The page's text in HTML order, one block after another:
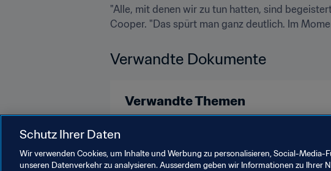
"Alle, mit denen wir zu tun hatten, sind
Cooper. "Das spürt man ganz deutlich. Im
Verwandte Dokumente
Verwandte Themen
Schutz Ihrer Daten
Wir verwenden Cookies, um Inhalte und Werbung zu personalisieren, Social-Media-
unseren Datenverkehr zu analysieren. Ausserdem geben wir Informationen zu Ihrer